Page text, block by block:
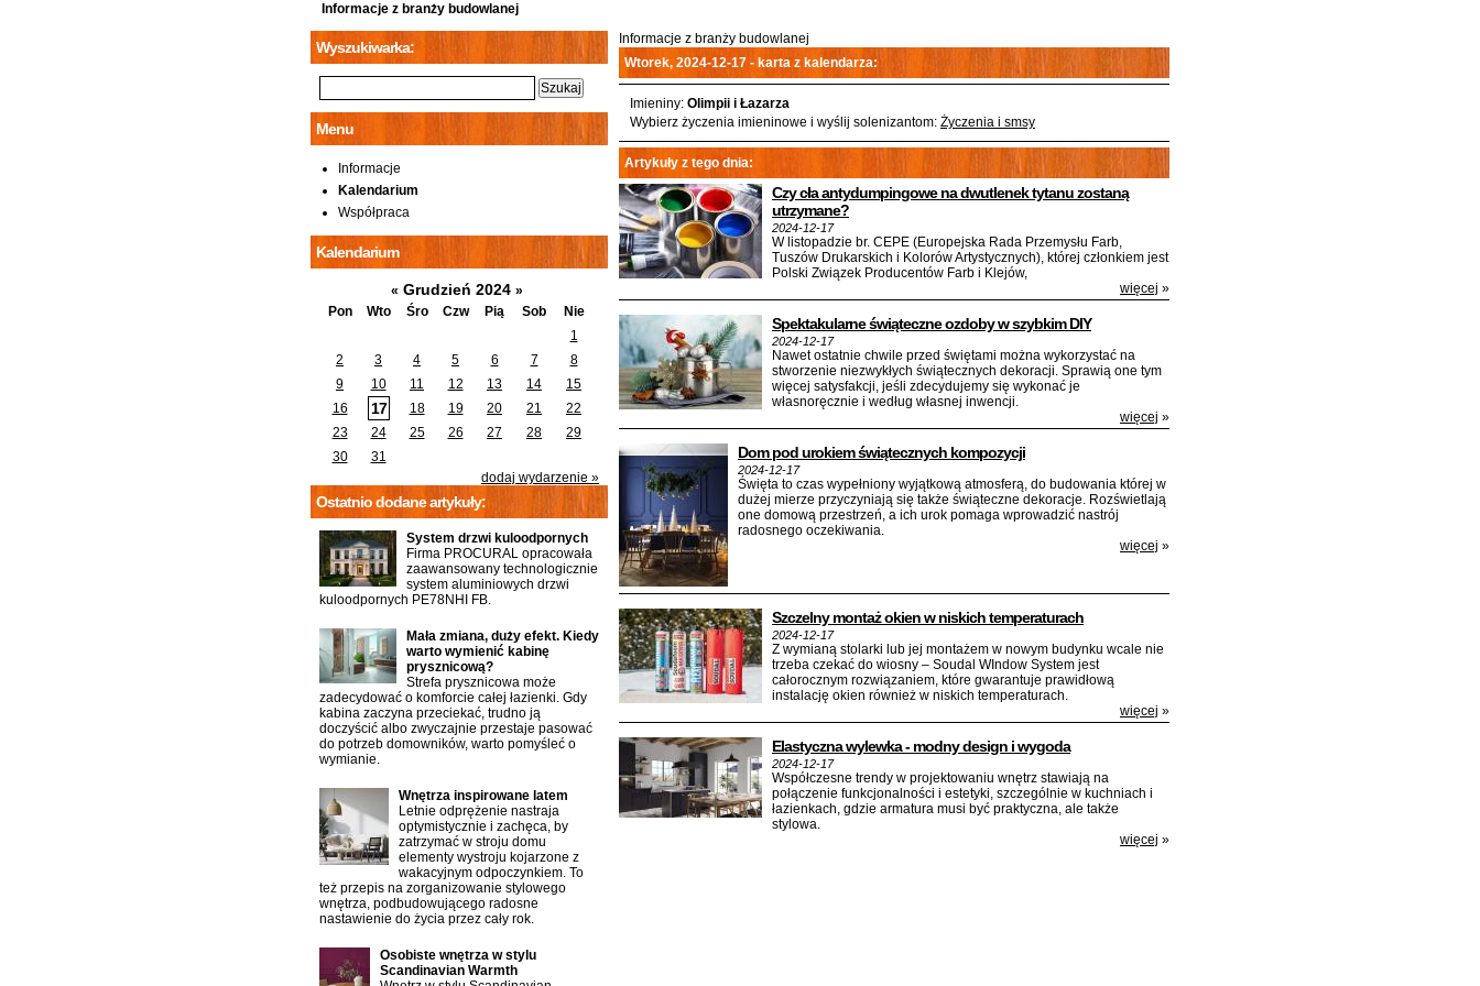
Informacje z branży budowlanej
Informacje z branży budowlanej
Wtorek, 2024-12-17 - karta z kalendarza:
Imieniny: Olimpii i Łazarza
Wybierz życzenia imieninowe i wyślij solenizantom: Życzenia i smsy
Artykuły z tego dnia:
Czy cła antydumpingowe na dwutlenek tytanu zostaną
utrzymane?
2024-12-17
W listopadzie br. CEPE (Europejska Rada Przemysłu Farb,
Tuszów Drukarskich i Kolorów Artystycznych), której członkiem jest
Polski Związek Producentów Farb i Klejów,
więcej »
Spektakularne świąteczne ozdoby w szybkim DIY
2024-12-17
Nawet ostatnie chwile przed świętami można wykorzystać na
stworzenie niezwykłych świątecznych dekoracji. Sprawią one tym
więcej satysfakcji, jeśli zdecydujemy się wykonać je
własnoręcznie i według własnej inwencji.
więcej »
Dom pod urokiem świątecznych kompozycji
2024-12-17
Święta to czas wypełniony wyjątkową atmosferą, do budowania której w
dużej mierze przyczyniają się także świąteczne dekoracje. Rozświetlają
one domową przestrzeń, a ich urok pomaga wprowadzić nastrój
radosnego oczekiwania.
więcej »
Szczelny montaż okien w niskich temperaturach
2024-12-17
Z wymianą stolarki lub jej montażem w nowym budynku wcale nie
trzeba czekać do wiosny – Soudal WIndow System jest
całorocznym rozwiązaniem, które gwarantuje prawidłową
instalację okien również w niskich temperaturach.
więcej »
Elastyczna wylewka - modny design i wygoda
2024-12-17
Współczesne trendy w projektowaniu wnętrz stawiają na
połączenie funkcjonalności i estetyki, szczególnie w kuchniach i
łazienkach, gdzie armatura musi być praktyczna, ale także
stylowa.
więcej »
Wyszukiwarka:
Menu
Informacje
Kalendarium
Współpraca
Kalendarium
« Grudzień 2024 »
Pon
Wto Śro Czw Pią Sob
Nie
1
2
3 4 5 6 7
8
9
10 11 12 13 14
15
16
17 18 19 20 21
22
23
24 25 26 27 28
29
30
31
dodaj wydarzenie »
Ostatnio dodane artykuły:
System drzwi kuloodpornych
Firma PROCURAL opracowała
zaawansowany technologicznie
system aluminiowych drzwi
kuloodpornych PE78NHI FB.
Mała zmiana, duży efekt. Kiedy
warto wymienić kabinę
prysznicową?
Strefa prysznicowa może
zadecydować o komforcie całej łazienki. Gdy
kabina zaczyna przeciekać, trudno ją
doczyścić albo zwyczajnie przestaje pasować
do potrzeb domowników, warto pomyśleć o
wymianie.
Wnętrza inspirowane latem
Letnie odprężenie nastraja
optymistycznie i zachęca, by
zatrzymać w stroju domu
elementy wystroju kojarzone z
wakacyjnym odpoczynkiem. To
też przepis na zorganizowanie stylowego
wnętrza, podbudowującego radosne
nastawienie do życia przez cały rok.
Osobiste wnętrza w stylu
Scandinavian Warmth